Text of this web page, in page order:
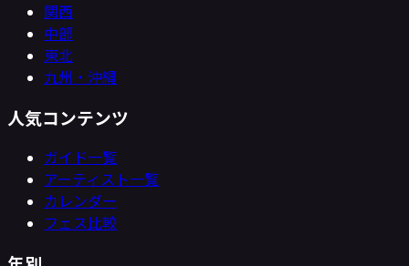
関西
中部
東北
九州・沖縄
人気コンテンツ
ガイド一覧
アーティスト一覧
カレンダー
フェス比較